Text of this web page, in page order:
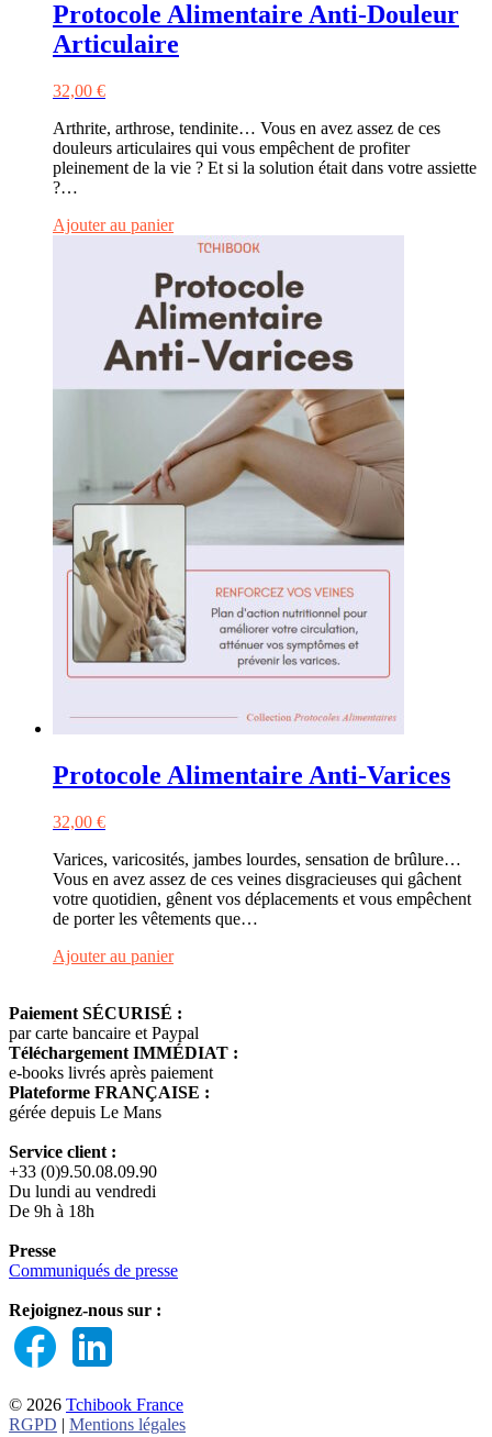
Protocole Alimentaire Anti-Douleur
Articulaire
32,00 €
Arthrite, arthrose, tendinite… Vous en avez assez de ces
douleurs articulaires qui vous empêchent de profiter
pleinement de la vie ? Et si la solution était dans votre assiette
?…
Ajouter au panier
Protocole Alimentaire Anti-Varices
32,00 €
Varices, varicosités, jambes lourdes, sensation de brûlure…
Vous en avez assez de ces veines disgracieuses qui gâchent
votre quotidien, gênent vos déplacements et vous empêchent
de porter les vêtements que…
Ajouter au panier
Paiement SÉCURISÉ :
par carte bancaire et Paypal
Téléchargement IMMÉDIAT :
e-books livrés après paiement
Plateforme FRANÇAISE :
gérée depuis Le Mans
Service client :
+33 (0)9.50.08.09.90
Du lundi au vendredi
De 9h à 18h
Presse
Communiqués de presse
Rejoignez-nous sur :
© 2026 Tchibook France
RGPD | Mentions légales